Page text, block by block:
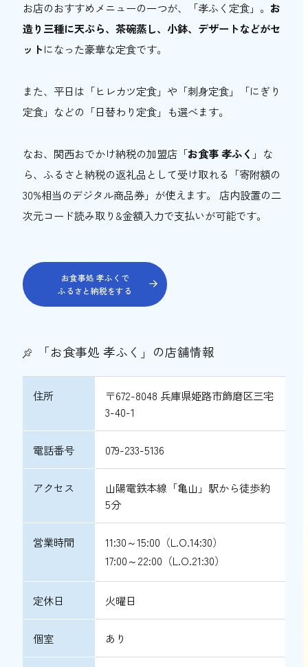
お店のおすすめメニューの一つが、「孝ふく定食」。 お
造り三種に天ぷら、茶碗蒸し、小鉢、デザートなどがセ
ットになった豪華な定食です。
また、平日は「ヒレカツ定食」や「刺身定食」「にぎり
定食」などの「日替わり定食」も選べます。
なお、関西おでかけ納税の加盟店「お食事 孝ふく 」な
ら、ふるさと納税の返礼品として受け取れる「寄附額の
30%相当のデジタル商品券」が使えます。 店内設置の二
次元コード読み取り&金額入力で支払いが可能です。
お食事処 孝ふくで
ふるさと納税をする
「お食事処 孝ふく」の店舗情報
住所
〒672-8048 兵庫県姫路市飾磨区三宅
3-40-1
電話番号 079-233-5136
アクセス
山陽電鉄本線「亀山」駅から徒歩約
5分
営業時間
11:30～15:00（L.O.14:30）
17:00～22:00（L.O.21:30）
定休日 火曜日
個室 あり